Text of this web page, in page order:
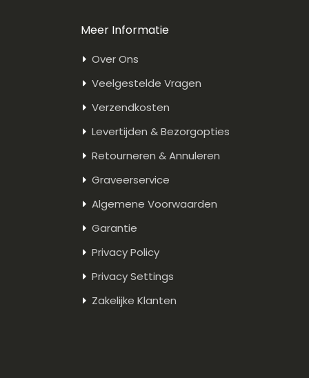
Meer Informatie
Over Ons
Veelgestelde Vragen
Verzendkosten
Levertijden & Bezorgopties
Retourneren & Annuleren
Graveerservice
Algemene Voorwaarden
Garantie
Privacy Policy
Privacy Settings
Zakelijke Klanten